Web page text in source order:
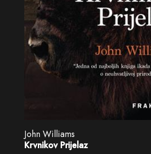
John Williams
Krvnikov Prijelaz